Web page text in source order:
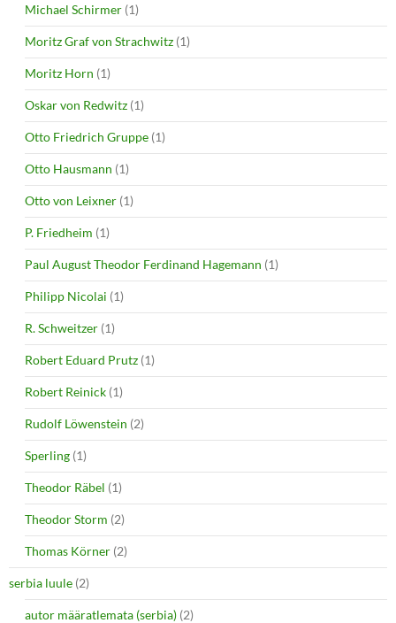
Michael Schirmer (1)
Moritz Graf von Strachwitz (1)
Moritz Horn (1)
Oskar von Redwitz (1)
Otto Friedrich Gruppe (1)
Otto Hausmann (1)
Otto von Leixner (1)
P. Friedheim (1)
Paul August Theodor Ferdinand Hagemann (1)
Philipp Nicolai (1)
R. Schweitzer (1)
Robert Eduard Prutz (1)
Robert Reinick (1)
Rudolf Löwenstein (2)
Sperling (1)
Theodor Räbel (1)
Theodor Storm (2)
Thomas Körner (2)
serbia luule (2)
autor määratlemata (serbia) (2)